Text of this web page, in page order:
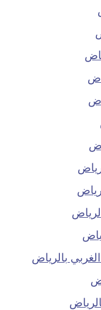
بالرياض